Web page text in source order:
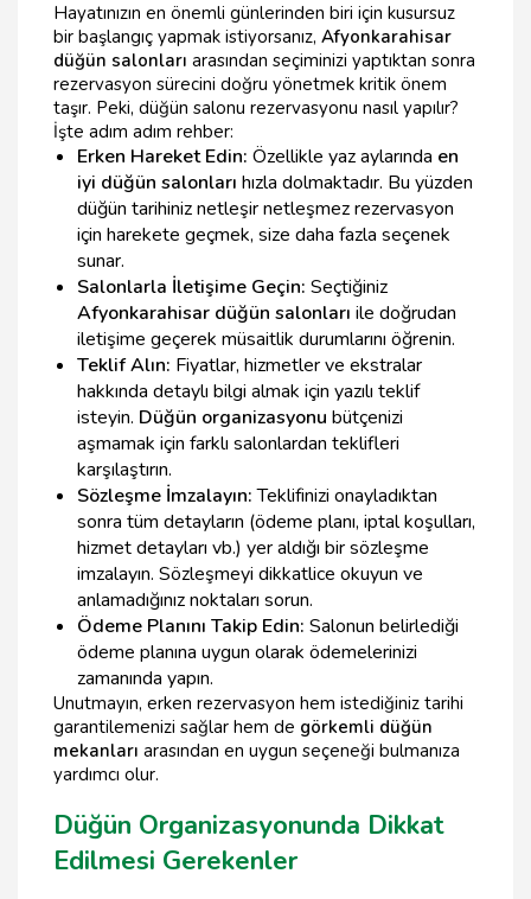
Hayatınızın en önemli günlerinden biri için kusursuz
bir başlangıç yapmak istiyorsanız, Afyonkarahisar
düğün salonları arasından seçiminizi yaptıktan sonra
rezervasyon sürecini doğru yönetmek kritik önem
taşır. Peki, düğün salonu rezervasyonu nasıl yapılır?
İşte adım adım rehber:
Erken Hareket Edin: Özellikle yaz aylarında en
iyi düğün salonları hızla dolmaktadır. Bu yüzden
düğün tarihiniz netleşir netleşmez rezervasyon
için harekete geçmek, size daha fazla seçenek
sunar.
Salonlarla İletişime Geçin: Seçtiğiniz
Afyonkarahisar düğün salonları ile doğrudan
iletişime geçerek müsaitlik durumlarını öğrenin.
Teklif Alın: Fiyatlar, hizmetler ve ekstralar
hakkında detaylı bilgi almak için yazılı teklif
isteyin. Düğün organizasyonu bütçenizi
aşmamak için farklı salonlardan teklifleri
karşılaştırın.
Sözleşme İmzalayın:Teklifinizi onayladıktan
sonra tüm detayların (ödeme planı, iptal koşulları,
hizmet detayları vb.) yer aldığı bir sözleşme
imzalayın. Sözleşmeyi dikkatlice okuyun ve
anlamadığınız noktaları sorun.
Ödeme Planını Takip Edin: Salonun belirlediği
ödeme planına uygun olarak ödemelerinizi
zamanında yapın.
Unutmayın, erken rezervasyon hem istediğiniz tarihi
garantilemenizi sağlar hem de görkemli düğün
mekanları arasından en uygun seçeneği bulmanıza
yardımcı olur.
Düğün Organizasyonunda Dikkat
Edilmesi Gerekenler